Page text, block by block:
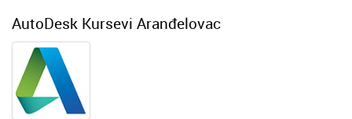
AutoDesk Kursevi Aranđelovac